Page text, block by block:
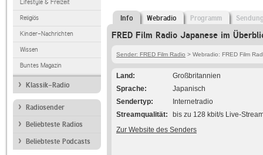
Lifestyle & Freizeit
Religiös
Kinder-Nachrichten
Wissen
Buntes Magazin
Klassik-Radio
Radiosender
Beliebteste Radios
Beliebteste Podcasts
Info Webradio Programm
FRED Film Radio Japanese im
Sender: FRED Film Radio > Webradio: FRED Film
Land
Großbritannien
Sprache
Japanisch
Sendertyp
Internetradio
Streamqualität
bis zu 128 kbit/s Live-
Zur Website des Senders